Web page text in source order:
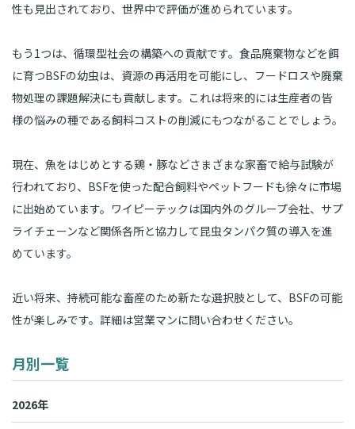
性も見出されており、世界中で評価が進められています。
もう1つは、循環型社会の構築への貢献です。食品廃棄物などを餌
に育つBSFの幼虫は、資源の再活用を可能にし、フードロスや廃棄
物処理の課題解決にも貢献します。これは将来的には生産者の皆
様の悩みの種である飼料コストの削減にもつながることでしょう。
現在、魚をはじめとする鶏・豚などさまざまな家畜で給与試験が
行われており、BSFを使った配合飼料やペットフードも徐々に市場
に出始めています。ワイピーテックは国内外のグループ会社、サプ
ライチェーンなど関係各所と協力して昆虫タンパク質の導入を進
めています。
近い将来、持続可能な畜産のため新たな選択肢として、BSFの可能
性が楽しみです。詳細は営業マンに問い合わせください。
月別一覧
2026年